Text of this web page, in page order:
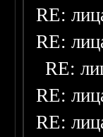
RE:
RE:
RE:
RE:
RE: